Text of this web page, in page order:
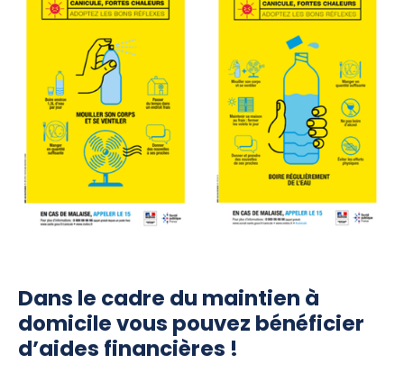
Dans le cadre du maintien à
domicile vous pouvez bénéficier
d’aides financières !